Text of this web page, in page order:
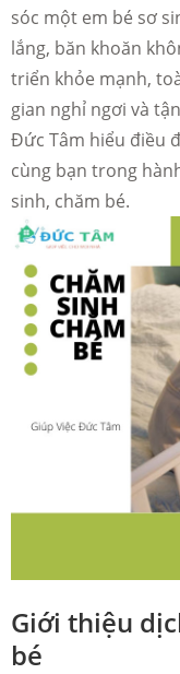
sóc một em bé sơ
lắng, băn khoăn
triển khỏe mạnh,
gian nghỉ ngơi và
Đức Tâm hiểu điều
cùng bạn trong
sinh, chăm bé.
Giới thiệu
bé